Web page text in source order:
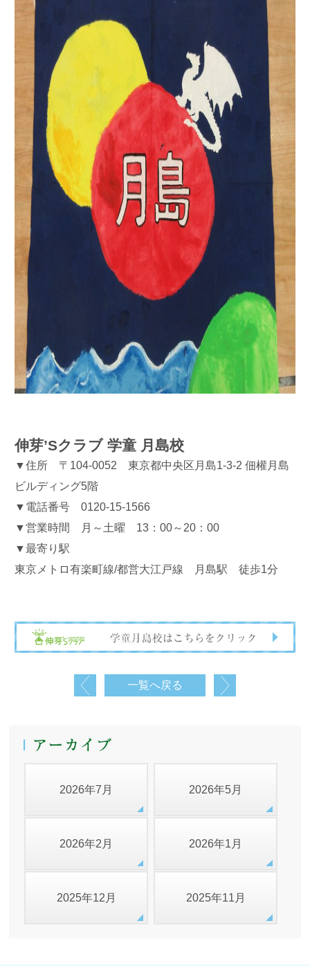
伸芽’Sクラブ 学童 月島校
▼住所 〒104-0052 東京都中央区月島1-3-2 佃權月島
ビルディング5階
▼電話番号 0120-15-1566
▼営業時間 月～土曜 13：00～20：00
▼最寄り駅
東京メトロ有楽町線/都営大江戸線 月島駅 徒歩1分
一覧へ戻る
2026年7月 2026年5月
2026年2月 2026年1月
2025年12月 2025年11月